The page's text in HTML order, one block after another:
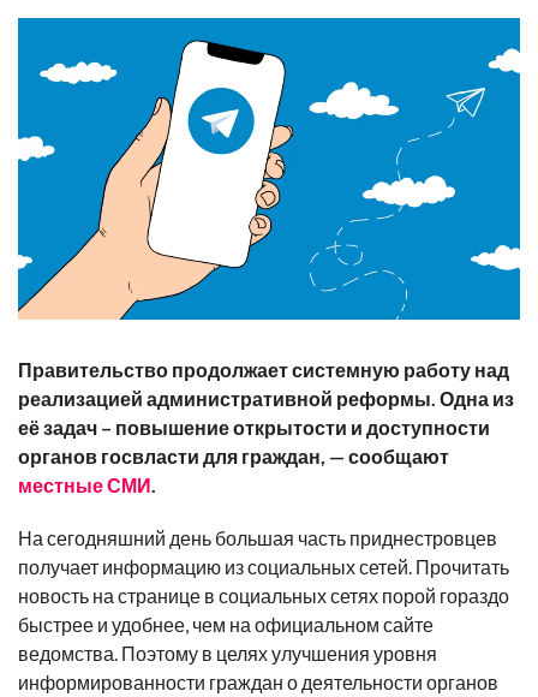
Правительство продолжает системную работу над
реализацией административной реформы. Одна из
её задач – повышение открытости и доступности
органов госвласти для граждан, — сообщают
местные СМИ
На сегодняшний день большая часть приднестровцев
получает информацию из социальных сетей. Прочитать
новость на странице в социальных сетях порой гораздо
быстрее и удобнее, чем на официальном сайте
ведомства. Поэтому в целях улучшения уровня
информированности граждан о деятельности органов